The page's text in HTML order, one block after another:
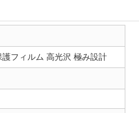
護フィルム 高光沢 極み設計